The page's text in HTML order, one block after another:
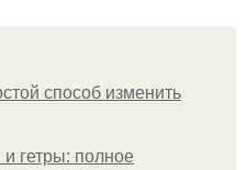
способ изменить
гетры: полное